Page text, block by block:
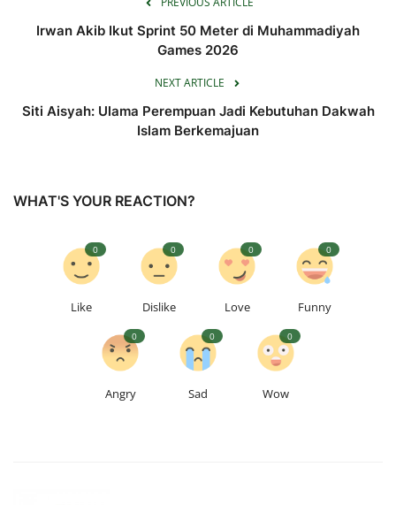
Irwan Akib Ikut Sprint 50 Meter di Muhammadiyah
Games 2026
NEXT ARTICLE
Siti Aisyah: Ulama Perempuan Jadi Kebutuhan Dakwah
Islam Berkemajuan
WHAT'S YOUR REACTION?
Like
0
Dislike
0
Love
0
Funny
0
Angry
0
Sad
0
Wow
0